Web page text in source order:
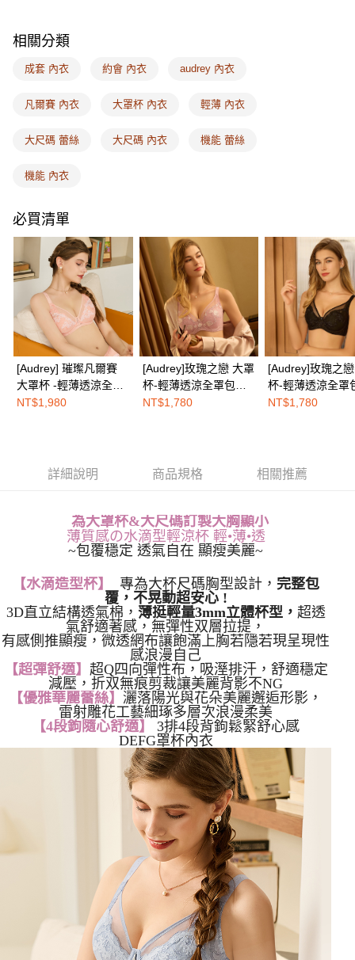
１．於結帳方式選擇「AFTEE先享後付」後，將跳轉至「AFTEE先享後付」
結帳頁面，進行簡訊認證並確認金額後，即可完成結帳。
３．收到繳費通知簡訊後14天內，點擊此簡訊中的連結，可透過四大超商／
※ 請注意：結帳手續完成當下不需立刻繳費，但若您需要取消訂單，請聯絡
※ 交易是否成功請以「AFTEE先享後付 」之結帳頁面顯示為準，若有關於
客戶支援中心」
１．透過由恩沛科技股份有限公司提供之「AFTEE先享後付」服務完成之交
權轉讓予恩沛科技股份有限公司。
２．關於個人資料處理事宜，請瀏覽以下網址：
https://aftee.tw/terms/#terms3
３．未成年的使用者請事先徵得法定代理人或監護人之同意方可使用
「AFTEE先享後付」，若未經同意申辦者引起之損失，本公司不負相關責
任。
４．使用「AFTEE先享後付」時，將依據個別帳號之用戶狀況，依本公司即
時審查核予不同之上限額度；若仍有額度不足之情形，本公司將視審查結果
請求用戶進行身份認證。
５．嚴禁一人註冊多個帳號或使用他人資訊註冊。若發現惡意使用之情形，
恩沛科技股份有限公司將有權停止該用戶之使用額度並採取法律行動。
付款後全家取貨
每筆NT$100，滿NT$1,500(含以上)免運費
付款後7-11取貨
每筆NT$100，滿NT$1,500(含以上)免運費
每筆NT$100，滿NT$1,500(含以上)免運費
EASY SHOP門市速取
免運費
海外配送 查看運費
相關分類
成套 內衣 約會 內衣 audrey 內衣
凡爾賽 內衣 大罩杯 內衣 輕薄 內衣
大尺碼 蕾絲 大尺碼 內衣 機能 蕾絲
機能 內衣
必買清單
[Audrey] 璀璨凡爾賽
大罩杯 -輕薄透涼全罩
包覆穩定機能內衣-夢
NT$1,980
[Audrey]玫瑰之戀 大罩
杯-輕薄透涼全罩包覆
穩定機能內衣-蜜糖粉
NT$1,780
[Audrey]玫瑰之
杯-輕薄透涼全罩
穩定機能內衣-神
NT$1,780
詳細說明 商品規格 相關推薦
為大罩杯&大尺碼訂製大胸顯小
薄質感の水滴型輕涼杯輕•薄•透
~包覆穩定 透氣自在 顯瘦美麗~
【水滴造型杯】 專為大杯尺碼胸型設計， 完整包
覆，不晃動超安心 !
3D直立結構透氣棉， 薄挺輕量3mm立體杯型， 超透
氣舒適著感，無彈性双層拉提，
有感側推顯瘦，微透網布讓飽滿上胸若隱若現呈現性
感浪漫自己
【超彈舒適】 超Q四向彈性布，吸溼排汗，舒適穩定
減壓，折双無痕剪裁讓美麗背影不NG
【優雅華麗蕾絲】 灑落陽光與花朵美麗邂逅形影，
雷射雕花工藝細琢多層次浪漫柔美
【4段鉤隨心舒適】 3排4段背鉤鬆緊舒心感
DEFG罩杯內衣